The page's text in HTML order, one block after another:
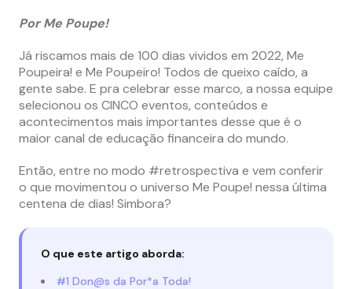
Por Me Poupe!
Já riscamos mais de 100 dias vividos em 2022, Me
Poupeira! e Me Poupeiro! Todos de queixo caído, a
gente sabe. E pra celebrar esse marco, a nossa equipe
selecionou os CINCO eventos, conteúdos e
acontecimentos mais importantes desse que é o
maior canal de educação financeira do mundo.
Então, entre no modo #retrospectiva e vem conferir
o que movimentou o universo Me Poupe! nessa última
centena de dias! Simbora?
O que este artigo aborda:
#1 Don@s da Por*a Toda!